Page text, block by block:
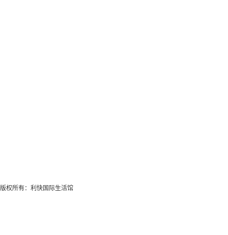
版权所有：利快国际生活馆